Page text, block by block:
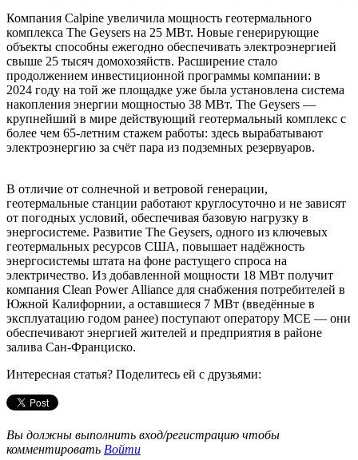
Компания Calpine увеличила мощность геотермального
комплекса The Geysers на 25 МВт. Новые генерирующие
объекты способны ежегодно обеспечивать электроэнергией
свыше 25 тысяч домохозяйств. Расширение стало
продолжением инвестиционной программы компании: в
2024 году на той же площадке уже была установлена система
накопления энергии мощностью 38 МВт. The Geysers —
крупнейший в мире действующий геотермальный комплекс с
более чем 65‑летним стажем работы: здесь вырабатывают
электроэнергию за счёт пара из подземных резервуаров.
В отличие от солнечной и ветровой генерации,
геотермальные станции работают круглосуточно и не зависят
от погодных условий, обеспечивая базовую нагрузку в
энергосистеме. Развитие The Geysers, одного из ключевых
геотермальных ресурсов США, повышает надёжность
энергосистемы штата на фоне растущего спроса на
электричество. Из добавленной мощности 18 МВт получит
компания Clean Power Alliance для снабжения потребителей в
Южной Калифорнии, а оставшиеся 7 МВт (введённые в
эксплуатацию годом ранее) поступают оператору MCE — они
обеспечивают энергией жителей и предприятия в районе
залива Сан‑Франциско.
Интересная статья? Поделитесь ей с друзьями:
Вы должны выполнить вход/регистрацию чтобы
комментировать Войти